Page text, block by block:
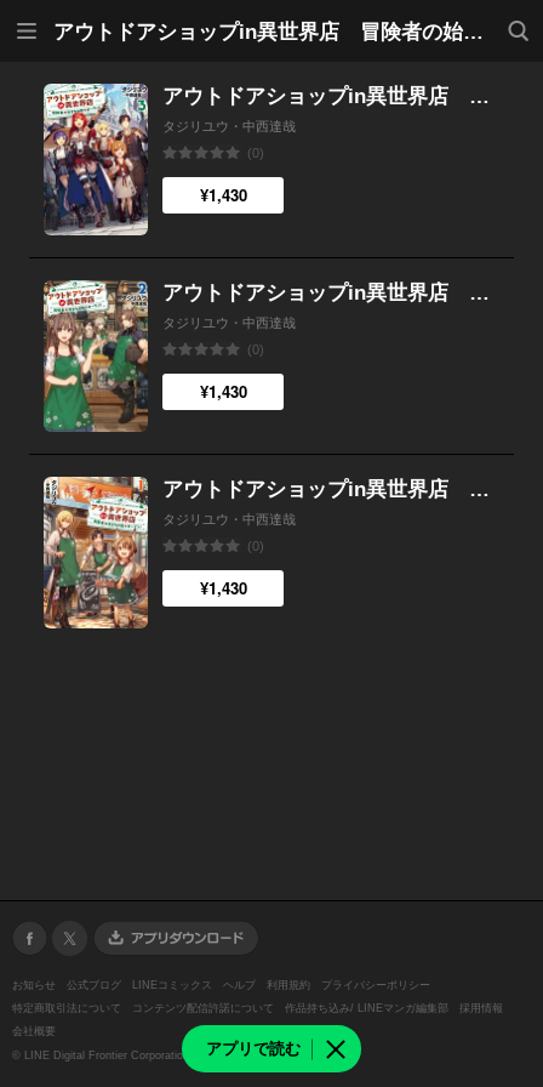
アウトドアショップin異世界店 冒険者の始まりの街でオープン！
検索
アプリで読む
アウトドアショップin異世界店 冒険者の始まりの街でオープン！３【電子書店共通特典SS付】
タジリユウ・中西達哉
(0)
¥1,430
アウトドアショップin異世界店 冒険者の始まりの街でオープン！２【電子書店共通特典SS付】
タジリユウ・中西達哉
(0)
¥1,430
アウトドアショップin異世界店 冒険者の始まりの街でオープン！１
タジリユウ・中西達哉
(0)
¥1,430
お知らせ 公式ブログ LINEコミックス ヘルプ 利用規約
プライバシーポリシー
特定商取引法について
コンテンツ配信許諾について 作品持ち込み/ LINEマンガ編集部
採用情報
会社概要
© LINE Digital Frontier Corporation